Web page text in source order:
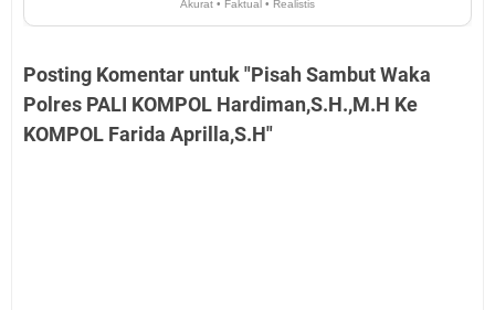
Akurat • Faktual • Realistis
Posting Komentar untuk "Pisah Sambut Waka
Polres PALI KOMPOL Hardiman,S.H.,M.H Ke
KOMPOL Farida Aprilla,S.H"